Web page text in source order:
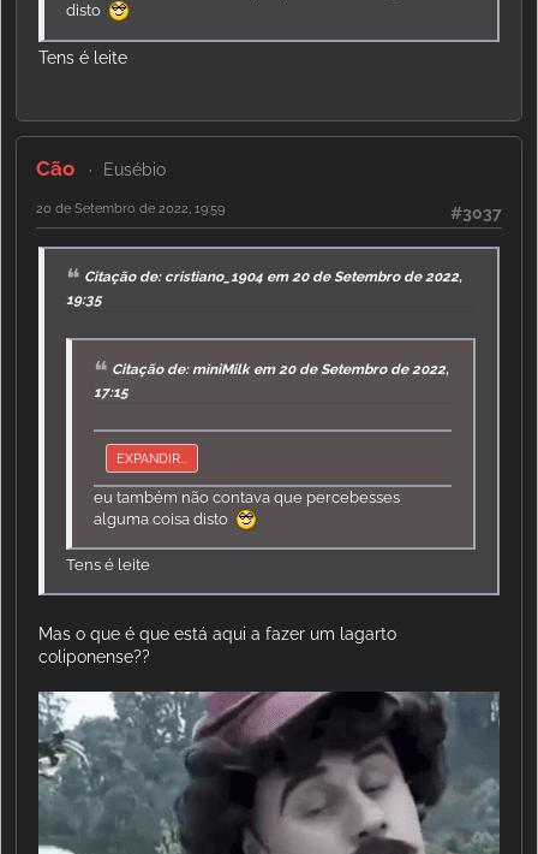
disto
Tens é leite
Cão Eusébio
#3037
20 de Setembro de 2022, 19:59
Citação de: cristiano_1904 em 20 de Setembro de 2022,
19:35
Citação de: miniMilk em 20 de Setembro de 2022,
17:15
EXPANDIR...
eu também não contava que percebesses
alguma coisa disto
Tens é leite
Mas o que é que está aqui a fazer um lagarto
coliponense??